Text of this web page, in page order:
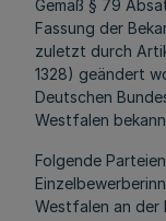
Gemäß § 79
Fassung der
zuletzt durch
1328) geändert
Deutschen
Westfalen
Folgende
Westfalen an der